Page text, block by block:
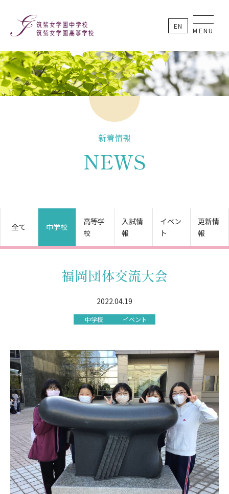
EN
MENU
新着情報
NEWS
全て 中学校
高等学
校
入試情
報
イベン
ト
更新情
報
福岡団体交流大会
2022.04.19
中学校 イベント